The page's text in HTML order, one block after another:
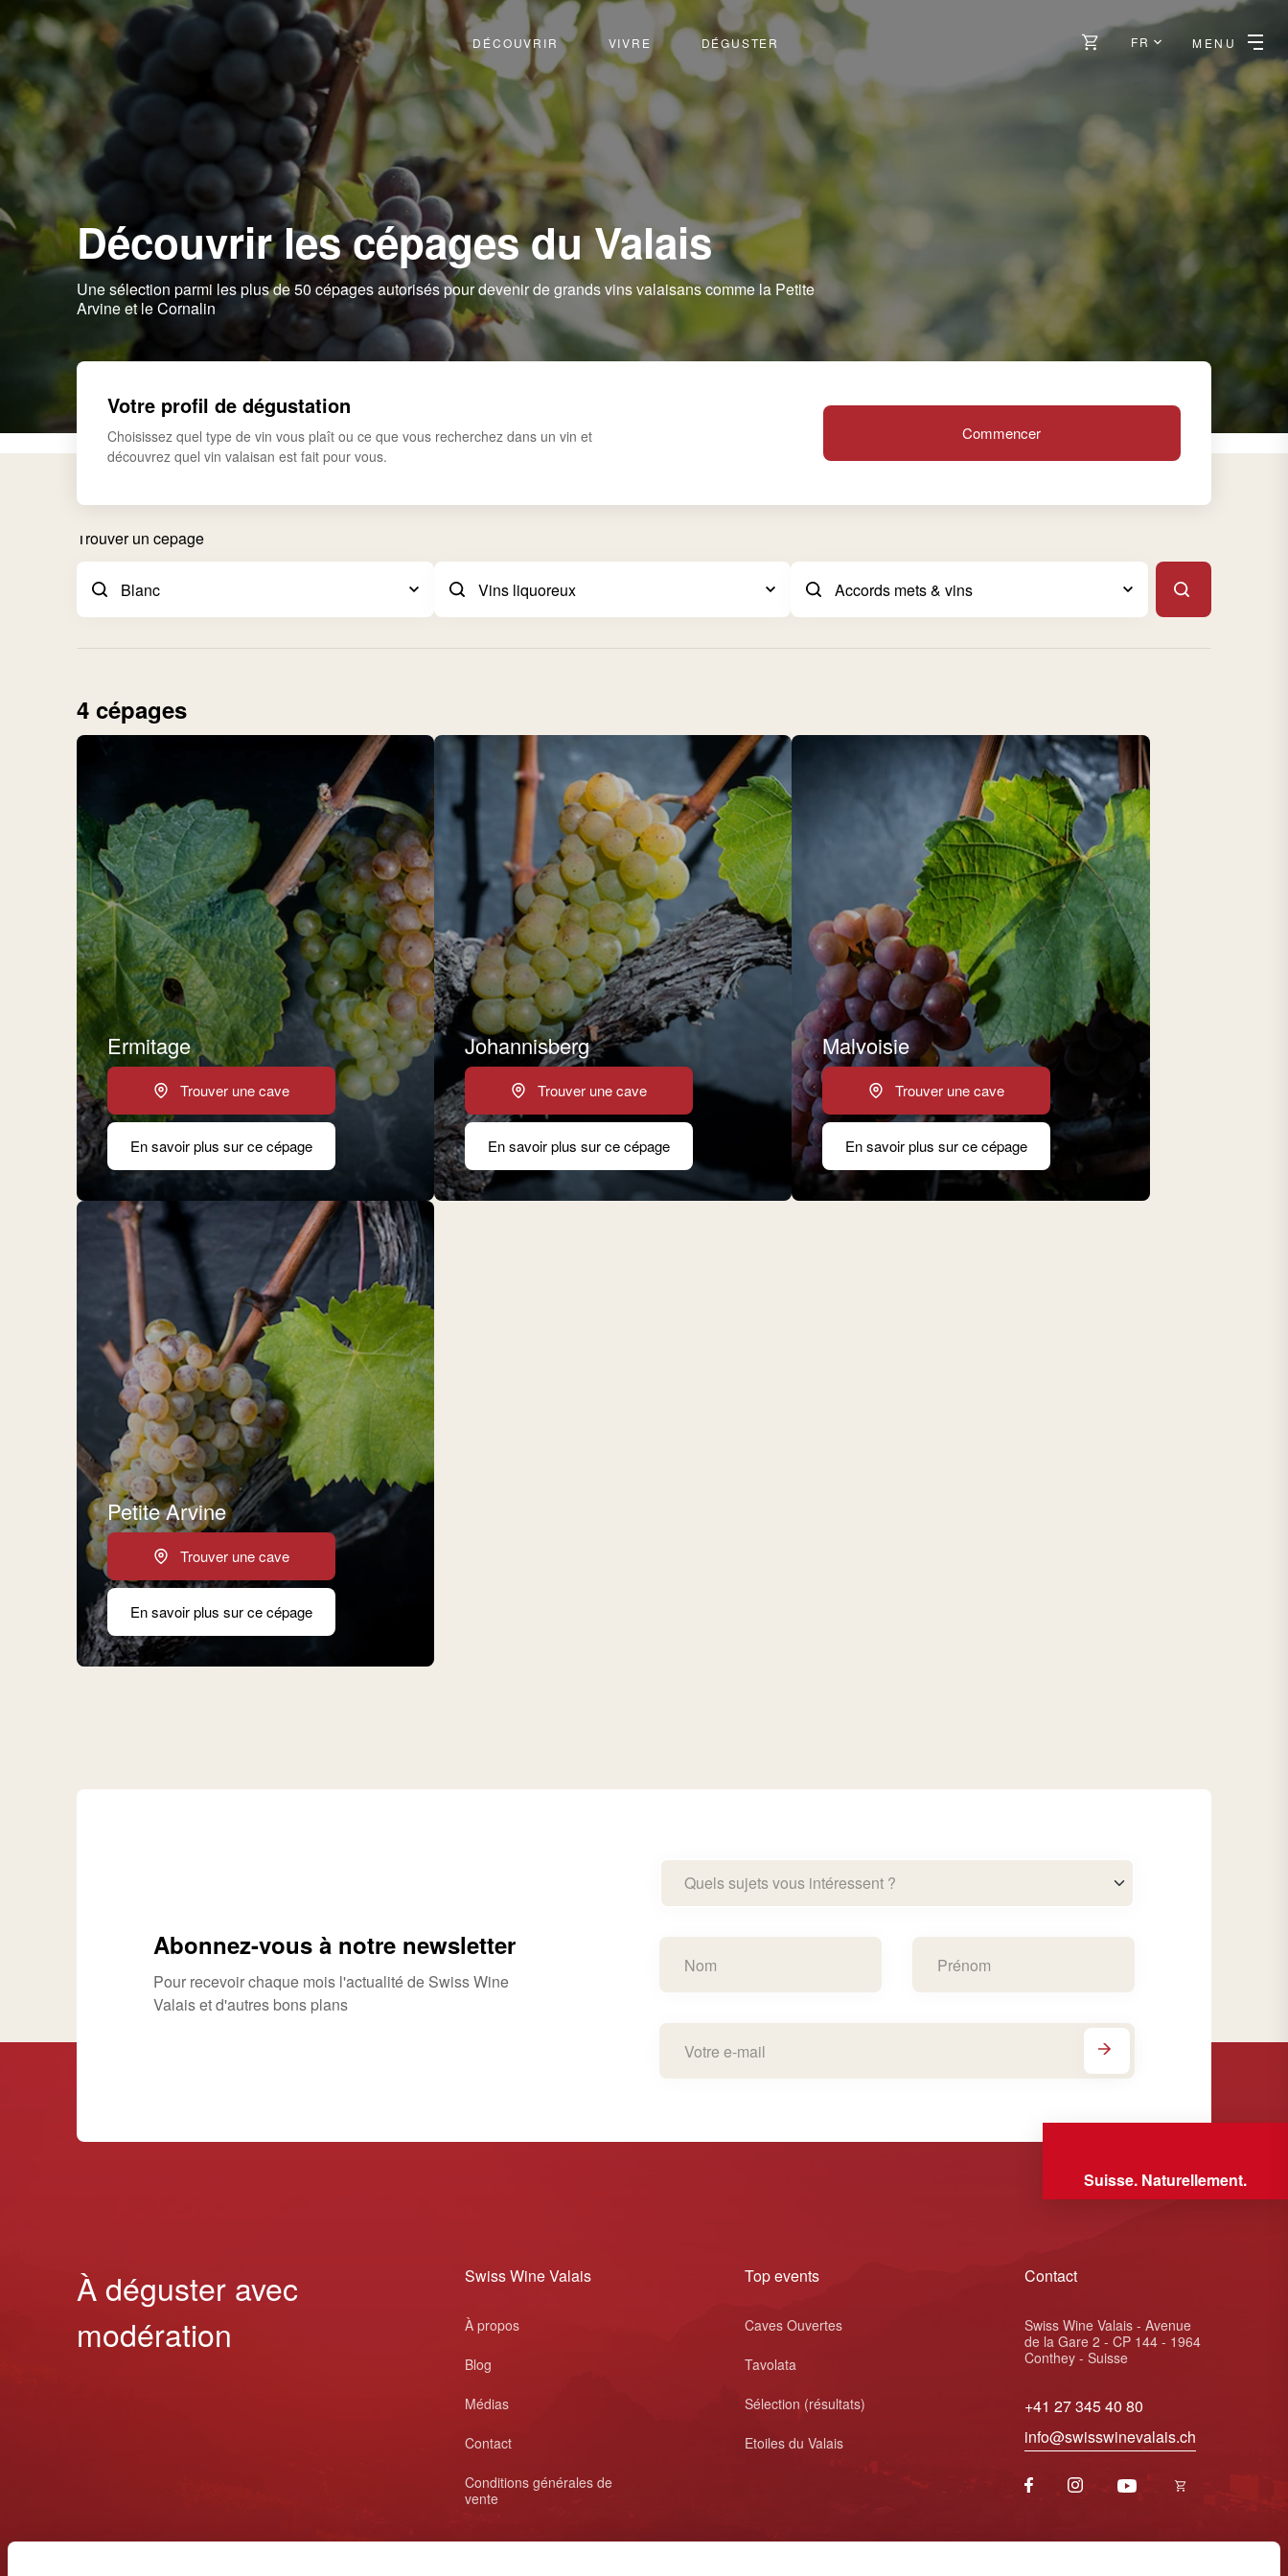
DÉCOUVRIR VIVRE DÉGUSTER FR MENU
Découvrir les cépages du Valais
Une sélection parmi les plus de 50 cépages autorisés pour devenir de grands vins valaisans comme la Petite
Arvine et le Cornalin
Votre profil de dégustation
Choisissez quel type de vin vous plaît ou ce que vous recherchez dans un vin et
découvrez quel vin valaisan est fait pour vous.
Commencer
Trouver un cépage
4 cépages
Ermitage
Trouver une cave
En savoir plus sur ce cépage
Johannisberg
Trouver une cave
En savoir plus sur ce cépage
Malvoisie
Trouver une cave
En savoir plus sur ce cépage
Petite Arvine
Trouver une cave
En savoir plus sur ce cépage
Abonnez-vous à notre newsletter
Pour recevoir chaque mois l'actualité de Swiss Wine
Valais et d'autres bons plans
Quels sujets vous intéressent ?
Suisse. Naturellement.
À déguster avec
modération
Swiss Wine Valais
À propos
Blog
Médias
Contact
Conditions générales de
vente
Top events
Caves Ouvertes
Tavolata
Sélection (résultats)
Etoiles du Valais
Contact
Swiss Wine Valais - Avenue
de la Gare 2 - CP 144 - 1964
Conthey - Suisse
+41 27 345 40 80
info@swisswinevalais.ch